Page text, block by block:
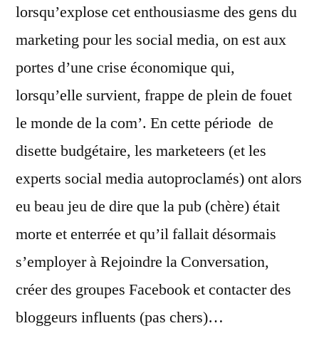
lorsqu’explose cet enthousiasme des gens du
marketing pour les social media, on est aux
portes d’une crise économique qui,
lorsqu’elle survient, frappe de plein de fouet
le monde de la com’. En cette période de
disette budgétaire, les marketeers (et les
experts social media autoproclamés) ont alors
eu beau jeu de dire que la pub (chère) était
morte et enterrée et qu’il fallait désormais
s’employer à Rejoindre la Conversation,
créer des groupes Facebook et contacter des
bloggeurs influents (pas chers)…